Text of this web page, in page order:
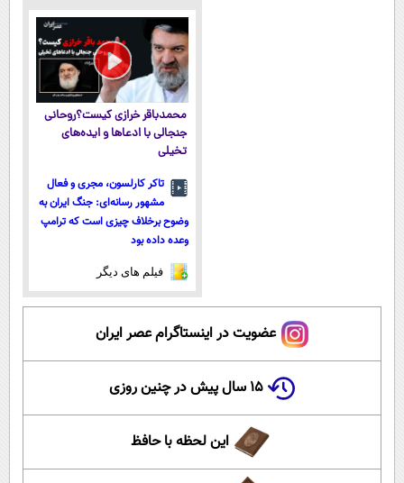
پرداخت قسطی
داریم!😍 | 📍
تهران
محمدباقر خرازی کیست؟روحانی
جنجالی با ادعاها و ایده‌های
تخیلی
تاکر کارلسون، مجری و فعال
مشهور رسانه‌ای: جنگ ایران به
وضوح برخلاف چیزی است که ترامپ
وعده داده بود
فیلم های دیگر
عضویت در اینستاگرام عصر ایران
۱۵ سال پیش در چنین روزی
این لحظه با حافظ